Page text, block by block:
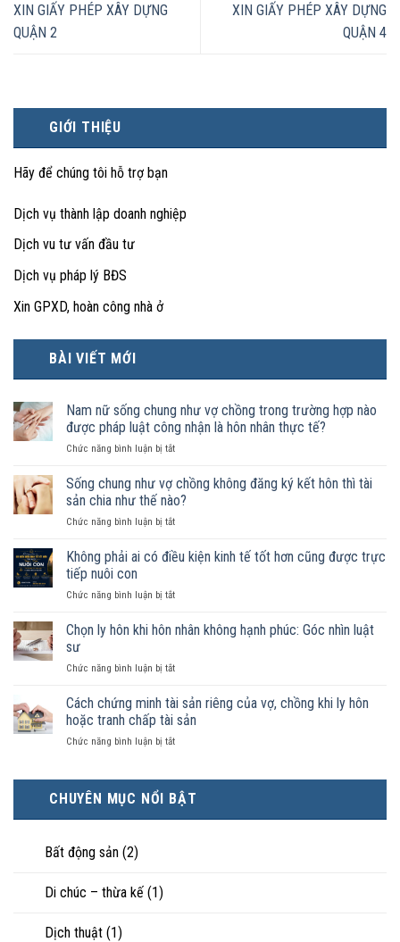
GIỚI THIỆU
Hãy để chúng tôi hỗ trợ bạn
Dịch vụ thành lập doanh nghiệp
Dịch vu tư vấn đầu tư
Dịch vụ pháp lý BĐS
Xin GPXD, hoàn công nhà ở
BÀI VIẾT MỚI
Nam nữ sống chung như vợ chồng trong trường hợp nào
được pháp luật công nhận là hôn nhân thực tế?
Chức năng bình luận bị tắtở
nữ
sống
chung
như
chồng
hợp
được
công
là
hôn
Sống chung như vợ chồng không đăng ký kết hôn thì tài
sản chia như thế nào?
Chức năng bình luận bị tắtở
chung
chồng
đăng
hôn
tài
sản
như
nào?
Không phải ai có điều kiện kinh tế tốt hơn cũng được trực
tiếp nuôi con
Chức năng bình luận bị tắtở
phải
điều
kinh
tế
hơn
trực
tiếp
nuôi
Chọn ly hôn khi hôn nhân không hạnh phúc: Góc nhìn luật
sư
Chức năng bình luận bị tắtở
ly
hôn
khi
hôn
hạnh
phúc:
Góc
Cách chứng minh tài sản riêng của vợ, chồng khi ly hôn
hoặc tranh chấp tài sản
Chức năng bình luận bị tắtở
tài
sản
CHUYÊN MỤC NỔI BẬT
Bất động sản (2)
Di chúc – thừa kế (1)
Dịch thuật (1)
XIN GIẤY PHÉP XÂY DỰNG
QUẬN 2
XIN GIẤY PHÉP XÂY DỰNG
QUẬN 4